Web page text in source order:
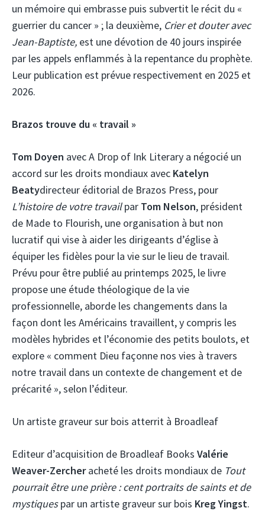
un mémoire qui embrasse puis subvertit le récit du «
guerrier du cancer » ; la deuxième, Crier et douter avec
Jean-Baptiste, est une dévotion de 40 jours inspirée
par les appels enflammés à la repentance du prophète.
Leur publication est prévue respectivement en 2025 et
2026.
Brazos trouve du « travail »
Tom Doyen avec A Drop of Ink Literary a négocié un
accord sur les droits mondiaux avec Katelyn
Beatydirecteur éditorial de Brazos Press, pour
L’histoire de votre travailpar Tom Nelson, président
de Made to Flourish, une organisation à but non
lucratif qui vise à aider les dirigeants d’église à
équiper les fidèles pour la vie sur le lieu de travail.
Prévu pour être publié au printemps 2025, le livre
propose une étude théologique de la vie
professionnelle, aborde les changements dans la
façon dont les Américains travaillent, y compris les
modèles hybrides et l’économie des petits boulots, et
explore « comment Dieu façonne nos vies à travers
notre travail dans un contexte de changement et de
précarité », selon l’éditeur.
Un artiste graveur sur bois atterrit à Broadleaf
Editeur d’acquisition de Broadleaf Books Valérie
Weaver-Zercheracheté les droits mondiaux de Tout
pourrait être une prière : cent portraits de saints et de
mystiquespar un artiste graveur sur bois Kreg Yingst.